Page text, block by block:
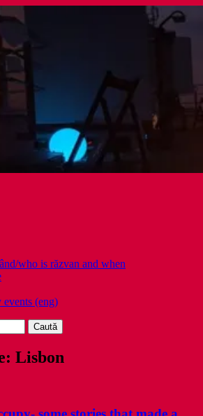
who is răzvan and when
(eng)
Lisbon